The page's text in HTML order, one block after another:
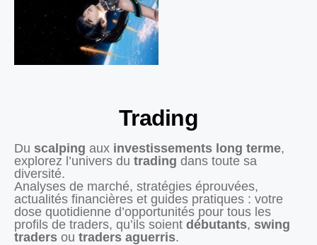
Trading
Du scalping aux investissements long terme,
explorez l’univers du trading dans toute sa
diversité.
Analyses de marché, stratégies éprouvées,
actualités financières et guides pratiques : votre
dose quotidienne d’opportunités pour tous les
profils de traders, qu’ils soient débutants, swing
traders ou traders aguerris.